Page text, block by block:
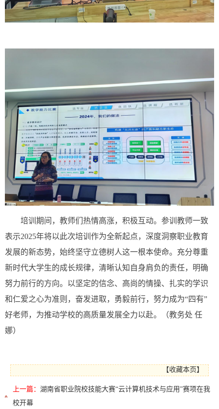
培训期间，教师们热情高涨，积极互动。参训教师一致
表示2025年将以此次培训作为全新起点，深度洞察职业教育
发展的新态势，始终坚守立德树人这一根本使命。充分尊重
新时代大学生的成长规律，清晰认知自身肩负的责任，明确
努力前行的方向。以坚定的信念、高尚的情操、扎实的学识
和仁爱之心为准则，奋发进取，勇毅前行，努力成为“四有”
好老师，为推动学校的高质量发展全力以赴。（教务处 任
娜）
【收藏本页 】
上一篇： 湖南省职业院校技能大赛“云计算机技术与应用”赛项在我
校开幕